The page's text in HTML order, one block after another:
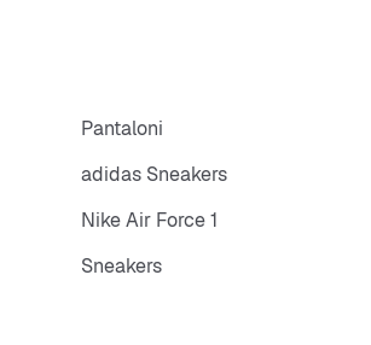
Pantaloni
adidas Sneakers
Nike Air Force 1
Sneakers